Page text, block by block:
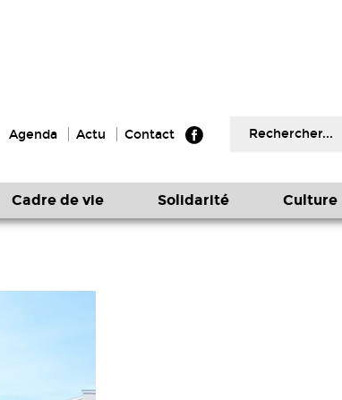
Agenda Actu Contact
Cadre de vie Solidarité Culture